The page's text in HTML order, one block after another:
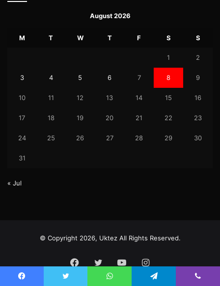
August 2026
M T W T F S S
1 2
3 4 5 6 7 8 9
10 11 12 13 14 15 16
17 18 19 20 21 22 23
24 25 26 27 28 29 30
31
« Jul
© Copyright 2026, Uktez All Rights Reserved.
Facebook
Twitter YouTubeInstagram